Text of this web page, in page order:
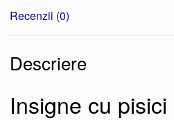
Recenzii (0)
Descriere
Insigne cu